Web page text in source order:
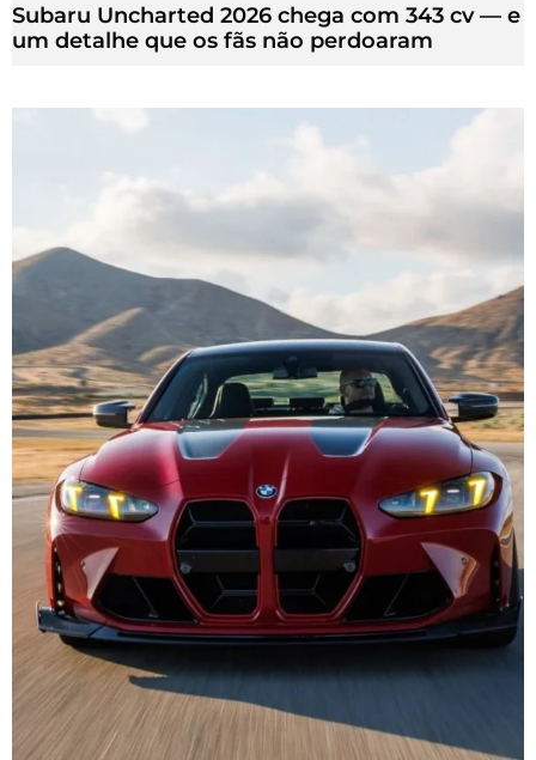
Subaru Uncharted 2026 chega com 343 cv — e
um detalhe que os fãs não perdoaram